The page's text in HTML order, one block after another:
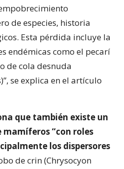
de especies, historia
Esta pérdida incluye la
endémicas como el pecarí
de cola desnuda
se explica en el artículo
que también existe un
mamíferos “con roles
los dispersores
de crin (Chrysocyon